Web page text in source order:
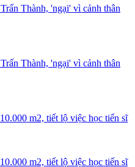
Thành, 'ngại' vì cảnh thân
Thành, 'ngại' vì cảnh thân
m2, tiết lộ việc học tiến sĩ
m2, tiết lộ việc học tiến sĩ